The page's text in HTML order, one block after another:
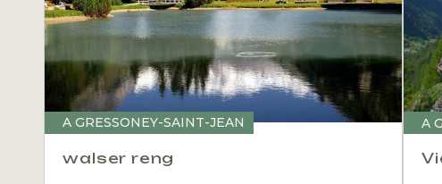
A GRESSONEY-SAINT-JEAN
walser reng
A